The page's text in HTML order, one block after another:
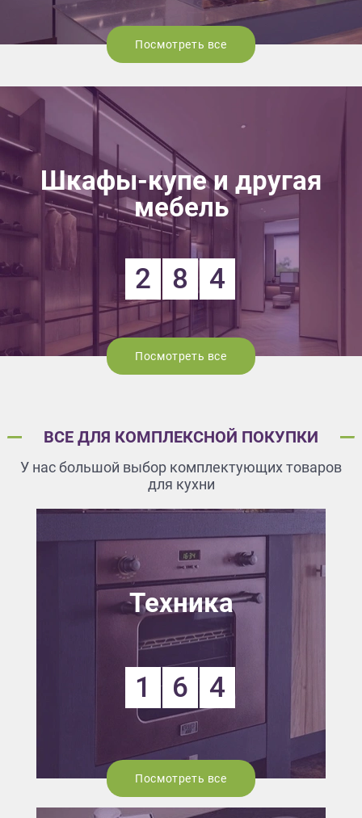
Посмотреть все
Шкафы-купе и другая
мебель
2 8 4
Посмотреть все
ВСЕ ДЛЯ КОМПЛЕКСНОЙ ПОКУПКИ
У нас большой выбор комплектующих товаров
для кухни
Техника
1 6 4
Посмотреть все